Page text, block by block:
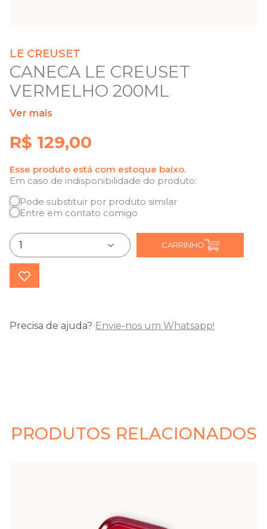
LE CREUSET
CANECA LE CREUSET
VERMELHO 200ML
Ver mais
R$ 129,00
Esse produto está com estoque baixo.
Em caso de indisponibilidade do produto:
Pode substituir por produto similar
Entre em contato comigo
CARRINHO
Precisa de ajuda? Envie-nos um Whatsapp!
PRODUTOS RELACIONADOS